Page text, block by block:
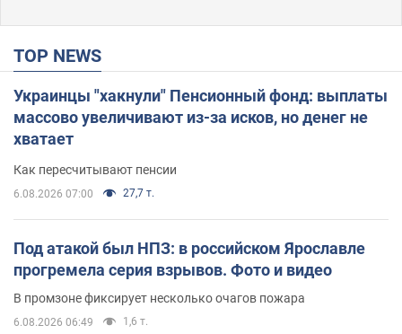
TOP NEWS
Украинцы "хакнули" Пенсионный фонд: выплаты
массово увеличивают из-за исков, но денег не
хватает
Как пересчитывают пенсии
6.08.2026 07:00 27,7 т.
Под атакой был НПЗ: в российском Ярославле
прогремела серия взрывов. Фото и видео
В промзоне фиксирует несколько очагов пожара
6.08.2026 06:49 1,6 т.